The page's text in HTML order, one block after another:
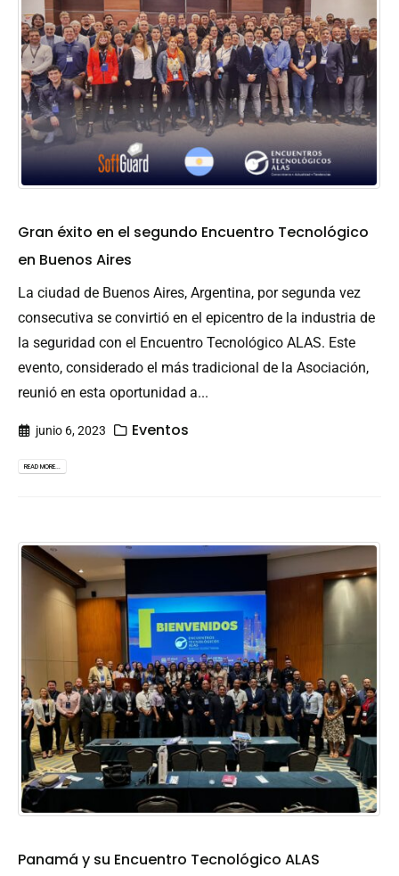
Gran éxito en el segundo Encuentro Tecnológico
en Buenos Aires
La ciudad de Buenos Aires, Argentina, por segunda vez
consecutiva se convirtió en el epicentro de la industria de
la seguridad con el Encuentro Tecnológico ALAS. Este
evento, considerado el más tradicional de la Asociación,
reunió en esta oportunidad a...
junio 6, 2023 Eventos
READ MORE...
Panamá y su Encuentro Tecnológico ALAS